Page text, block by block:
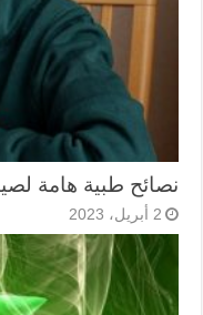
نصائح طبية هامة
2 أبريل، 2023